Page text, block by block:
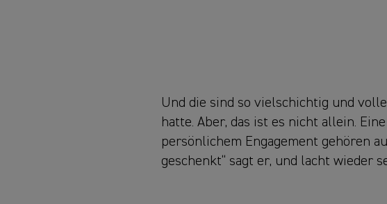
Und die sind so vielschichtig und
hatte. Aber, das ist es nicht allein.
persönlichem Engagement gehören
geschenkt“ sagt er, und lacht wieder